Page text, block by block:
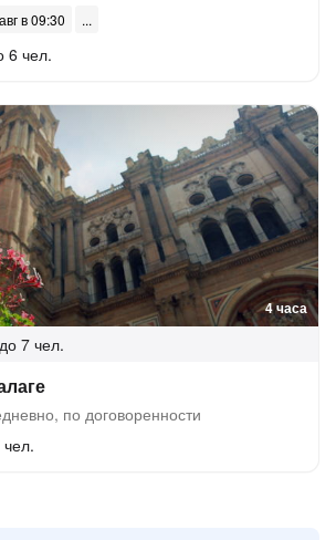
в 09:30
6 чел.
4 часа
до 7 чел.
по договоренности